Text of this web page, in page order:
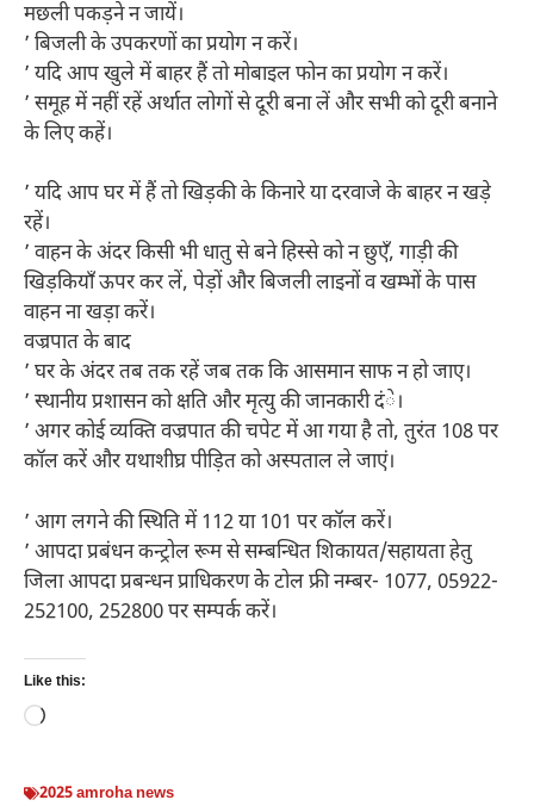
मछली पकड़ने न जायें।
’ बिजली के उपकरणों का प्रयोग न करें।
’ यदि आप खुले में बाहर हैं तो मोबाइल फोन का प्रयोग न करें।
’ समूह में नहीं रहें अर्थात लोगों से दूरी बना लें और सभी को दूरी बनाने
के लिए कहें।
’ यदि आप घर में हैं तो खिड़की के किनारे या दरवाजे के बाहर न खड़े
रहें।
’ वाहन के अंदर किसी भी धातु से बने हिस्से को न छुएँ, गाड़ी की
खिड़कियाँ ऊपर कर लें, पेड़ों और बिजली लाइनों व खम्भों के पास
वाहन ना खड़ा करें।
वज्रपात के बाद
’ घर के अंदर तब तक रहें जब तक कि आसमान साफ न हो जाए।
’ स्थानीय प्रशासन को क्षति और मृत्यु की जानकारी दंे।
’ अगर कोई व्यक्ति वज्रपात की चपेट में आ गया है तो, तुरंत 108 पर
कॉल करें और यथाशीघ्र पीड़ित को अस्पताल ले जाएं।
’ आग लगने की स्थिति में 112 या 101 पर कॉल करें।
’ आपदा प्रबंधन कन्ट्रोल रूम से सम्बन्धित शिकायत/सहायता हेतु
जिला आपदा प्रबन्धन प्राधिकरण केे टोल फ्री नम्बर- 1077, 05922-
252100, 252800 पर सम्पर्क करें।
Like this:
Loading…
2025 amroha news